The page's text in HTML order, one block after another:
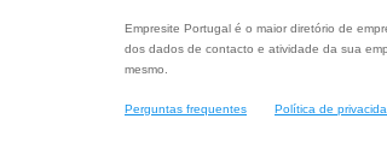
Empresite Portugal é o maior diretório de
dos dados de contacto e atividade da sua
mesmo.
Perguntas frequentes Política de